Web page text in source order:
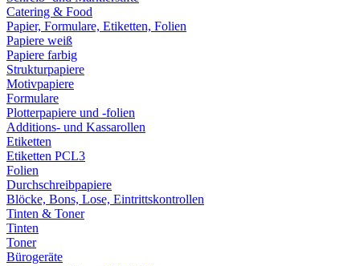
Catering & Food
Papier, Formulare, Etiketten, Folien
Papiere weiß
Papiere farbig
Strukturpapiere
Motivpapiere
Formulare
Plotterpapiere und -folien
Additions- und Kassarollen
Etiketten
Etiketten PCL3
Folien
Durchschreibpapiere
Blöcke, Bons, Lose, Eintrittskontrollen
Tinten & Toner
Tinten
Toner
Bürogeräte